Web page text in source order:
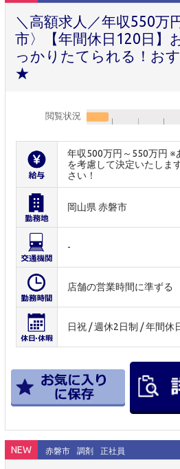
＼高額求人／年収550万
市〉【年間休日120日】
っかりたてられる！お
★
閲覧状況
年収500万円～550万円 ※
を考慮して決定いたしま
さい！
岡山県 赤磐市
-
店舗の営業時間に準ずる
日祝 / 週休2日制 / 年間休
NEW 赤磐市 調剤 正社員